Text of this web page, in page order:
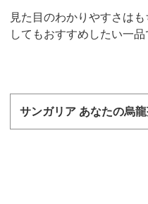
見た目のわかりやすさは
してもおすすめしたい一品
サンガリア あなたの烏